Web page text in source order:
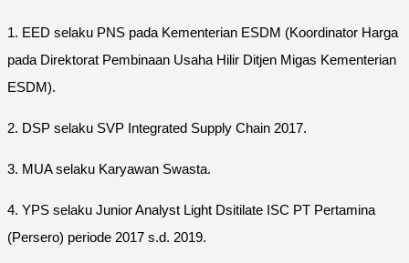
1. EED selaku PNS pada Kementerian ESDM (Koordinator Harga
pada Direktorat Pembinaan Usaha Hilir Ditjen Migas Kementerian
ESDM).
2. DSP selaku SVP Integrated Supply Chain 2017.
3. MUA selaku Karyawan Swasta.
4. YPS selaku Junior Analyst Light Dsitilate ISC PT Pertamina
(Persero) periode 2017 s.d. 2019.